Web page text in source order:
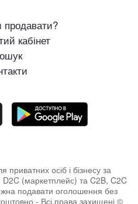
продавати?
кабінет
осіб і бізнесу за
(маркетплейс) та C2B, C2C
подавати оголошення без
- Всі права захищені ©